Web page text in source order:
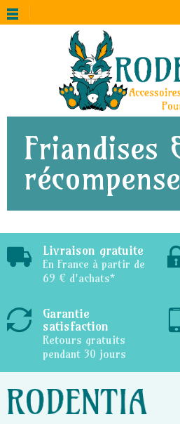
Friandises
Livraison gratuite
En France à partir de
69 € d'achats*
Garantie
satisfaction
Retours gratuits
pendant 30 jours